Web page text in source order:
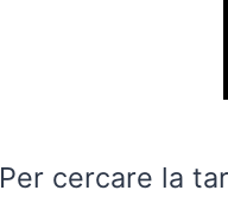
Per cercare la